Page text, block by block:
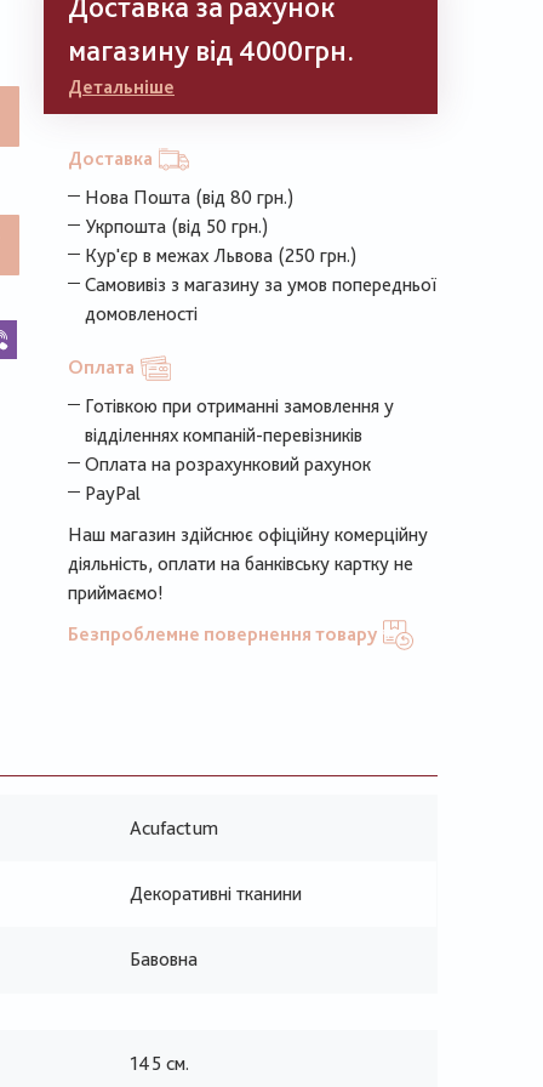
магазину від 4000грн.
Детальніше
Доставка
Нова Пошта (від 80 грн.)
Укрпошта (від 50 грн.)
Кур'єр в межах Львова (250 грн.)
Самовивіз з магазину за умов попередньої
домовленості
Оплата
Готівкою при отриманні замовлення у
відділеннях компаній-перевізників
Оплата на розрахунковий рахунок
PayPal
Наш магазин здійснює офіційну комерційну
діяльність, оплати на банківську картку не
приймаємо!
Безпроблемне повернення товару
Acufactum
Декоративні тканини
Бавовна
145 см.